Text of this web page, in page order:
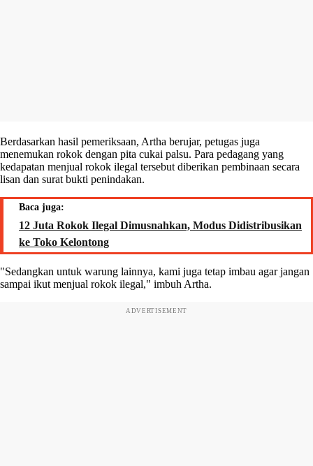
Berdasarkan hasil pemeriksaan, Artha berujar, petugas juga
menemukan rokok dengan pita cukai palsu. Para pedagang yang
kedapatan menjual rokok ilegal tersebut diberikan pembinaan secara
lisan dan surat bukti penindakan.
Baca juga:
12 Juta Rokok Ilegal Dimusnahkan, Modus Didistribusikan
ke Toko Kelontong
"Sedangkan untuk warung lainnya, kami juga tetap imbau agar jangan
sampai ikut menjual rokok ilegal," imbuh Artha.
ADVERTISEMENT